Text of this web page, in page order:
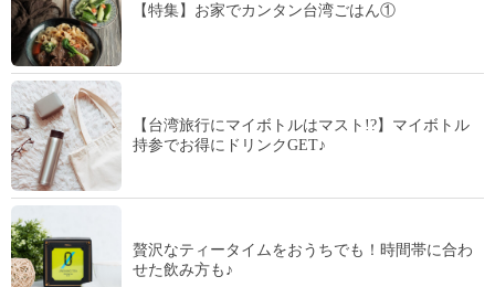
【特集】お家でカンタン台湾ごはん①
【台湾旅行にマイボトルはマスト!?】マイボトル
持参でお得にドリンクGET♪
贅沢なティータイムをおうちでも！時間帯に合わ
せた飲み方も♪